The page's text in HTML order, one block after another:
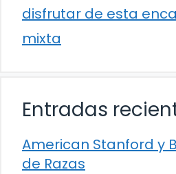
disfrutar de esta
mixta
Entradas
American Stanford y
de Razas